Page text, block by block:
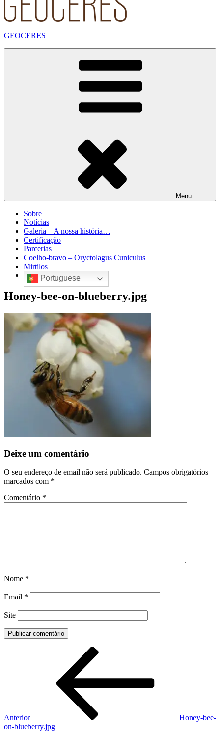
GEOCERES
Menu
Sobre
Notícias
Galeria – A nossa história…
Certificação
Parcerias
Coelho-bravo – Oryctolagus Cuniculus
Mirtilos
Portuguese
Honey-bee-on-blueberry.jpg
Deixe um comentário
O seu endereço de email não será publicado. Campos obrigatórios
marcados com *
Comentário *
Nome *
Email *
Site
Anterior
Honey-bee-
on-blueberry.jpg